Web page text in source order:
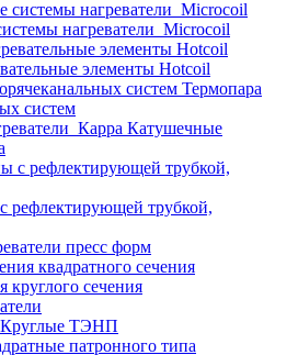
нагреватели_Microcoil
элементы Hotcoil
Термопара
систем
Катушечные
рефлектирующей трубкой,
пресс форм
квадратного сечения
круглого сечения
Круглые ТЭНП